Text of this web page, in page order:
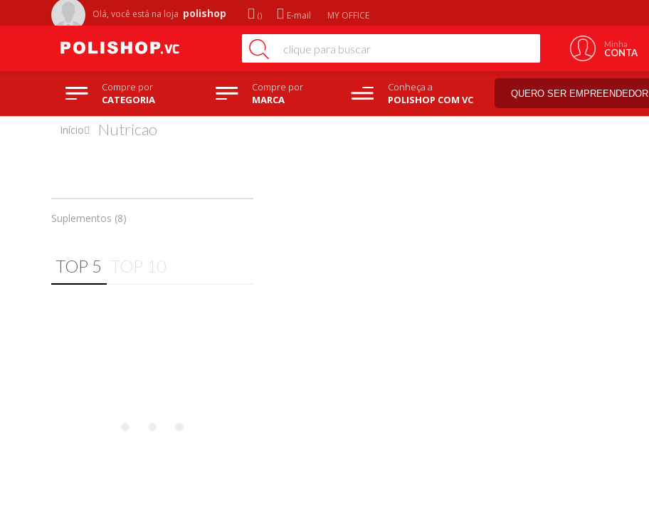
Olá, você está na loja polishop E-mail MY OFFICE
Minha
CONTA
Compre por
CATEGORIA
Compre por
MARCA
Conheça a
POLISHOP COM VC
QUERO SER EMPREENDEDOR
Início Nutricao
Suplementos (8)
TOP 5 TOP 10